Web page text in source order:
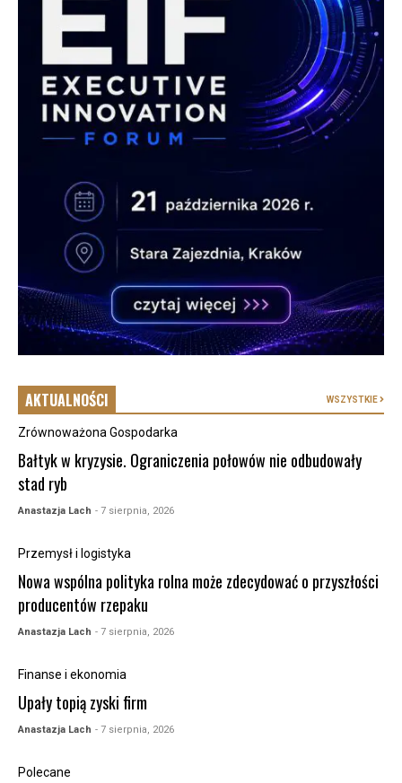
AKTUALNOŚCI WSZYSTKIE
Zrównoważona Gospodarka
Bałtyk w kryzysie. Ograniczenia połowów nie odbudowały
stad ryb
Anastazja Lach - 7 sierpnia, 2026
Przemysł i logistyka
Nowa wspólna polityka rolna może zdecydować o przyszłości
producentów rzepaku
Anastazja Lach - 7 sierpnia, 2026
Finanse i ekonomia
Upały topią zyski firm
Anastazja Lach - 7 sierpnia, 2026
Polecane